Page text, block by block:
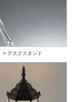
> デスクスタンド